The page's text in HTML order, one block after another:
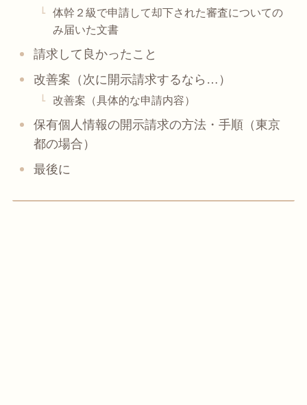
体幹２級で申請して却下された審査についての
み届いた文書
請求して良かったこと
改善案（次に開示請求するなら…）
改善案（具体的な申請内容）
保有個人情報の開示請求の方法・手順（東京
都の場合）
最後に